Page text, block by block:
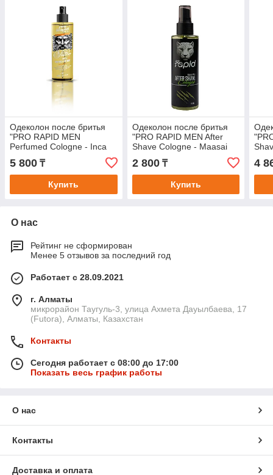
Одеколон после бритья
"PRO RAPID MEN
Perfumed Cologne - Inca
02 Tattoo Series"
5 800 ₸
Купить
Одеколон после бритья
"PRO RAPID MEN After
Shave Cologne - Maasai
2 800₸
Купить
4
О нас
Рейтинг не сформирован
Менее 5 отзывов за последний год
Работает с 28.09.2021
г. Алматы
микрорайон Таугуль-3, улица Ахмета Дауылбаева, 17
(Futora), Алматы, Казахстан
Контакты
Сегодня работает с 08:00 до 17:00
Показать весь график работы
О нас
Контакты
Доставка и оплата